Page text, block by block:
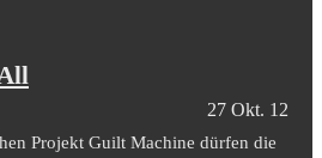
27 Okt. 12
Projekt Guilt Machine dürfen die